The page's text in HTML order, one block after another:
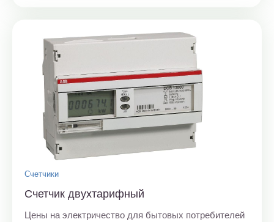
Счетчики
Счетчик двухтарифный
Цены на электричество для бытовых потребителей